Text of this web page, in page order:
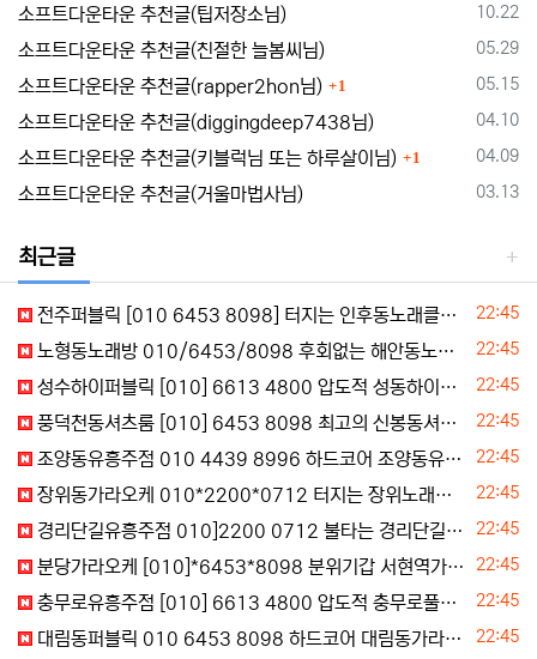
등록일
10.22
소프트다운타운 추천글(팁저장소님)
등록일
05.29
소프트다운타운 추천글(친절한 늘봄씨님)
등록일
05.15
소프트다운타운 추천글(rapper2hon님) 1
등록일
04.10
소프트다운타운 추천글(diggingdeep7438님)
등록일
04.09
소프트다운타운 추천글(키블럭님 또는 하루살이님) 1
등록일
03.13
소프트다운타운 추천글(거울마법사님)
최근글
등록일
22:45
전주퍼블릭 [010 6453 8098] 터지는 인후동노래클럽 서신동노래장 삼천동텐프로 세트문의
등록일
22:45
노형동노래방 010/6453/8098 후회없는 해안동노래방 이호동노래광장 예약문의
등록일
22:45
성수하이퍼블릭 [010] 6613 4800 압도적 성동하이퍼블릭 하왕십리동하이퍼블릭 예약문의
등록일
22:45
풍덕천동셔츠룸 [010] 6453 8098 최고의 신봉동셔츠 마북동레깅스룸 상현동기모노룸 코스상담
등록일
22:45
조양동유흥주점 010 4439 8996 하드코어 조양동유흥업소 조양동퍼블릭 조양동기모노룸 세트문의
등록일
22:45
장위동가라오케 010*2200*0712 터지는 장위노래주점 장위동단란주점
등록일
22:45
경리단길유흥주점 010]2200 0712 불타는 경리단길유흥업소 보광동유흥주점 후암동기모노룸 지금상담
등록일
22:45
분당가라오케 [010]*6453*8098 분위기갑 서현역가라오케 구미동퍼블릭 카톡문의
등록일
22:45
충무로유흥주점 [010] 6613 4800 압도적 충무로풀살롱 충무로기모노룸 주대이벤트
등록일
22:45
대림동퍼블릭 010 6453 8098 하드코어 대림동가라오케 대림동노래빠 대림동노래클럽 바로문의